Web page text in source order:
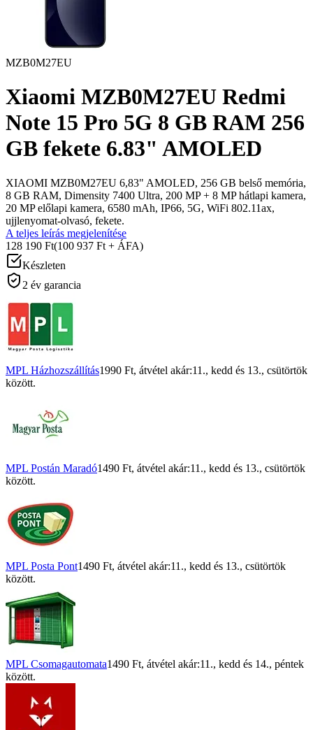
MZB0M27EU
Xiaomi MZB0M27EU Redmi
Note 15 Pro 5G 8 GB RAM 256
GB fekete 6.83" AMOLED
XIAOMI MZB0M27EU 6,83" AMOLED, 256 GB belső memória,
8 GB RAM, Dimensity 7400 Ultra, 200 MP + 8 MP hátlapi kamera,
20 MP előlapi kamera, 6580 mAh, IP66, 5G, WiFi 802.11ax,
ujjlenyomat-olvasó, fekete.
A teljes leírás megjelenítése
128 190 Ft(100 937 Ft + ÁFA)
Készleten
2 év garancia
MPL Házhozszállítás1990 Ft, átvétel akár:11., kedd és 13., csütörtök
között.
MPL Postán Maradó1490 Ft, átvétel akár:11., kedd és 13., csütörtök
között.
MPL Posta Pont1490 Ft, átvétel akár:11., kedd és 13., csütörtök
között.
MPL Csomagautomata1490 Ft, átvétel akár:11., kedd és 14., péntek
között.